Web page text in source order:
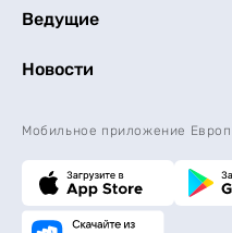
Ведущие
Новости
Мобильное приложение